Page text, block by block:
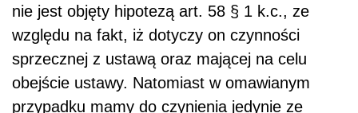
nie jest objęty hipotezą art. 58 § 1 k.c., ze
względu na fakt, iż dotyczy on czynności
sprzecznej z ustawą oraz mającej na celu
obejście ustawy. Natomiast w omawianym
przypadku mamy do czynienia jedynie ze